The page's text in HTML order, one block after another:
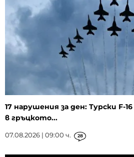
17 нарушения за ден: Турски F-
в гръцкото...
07.08.2026 | 09:00 ч. 28